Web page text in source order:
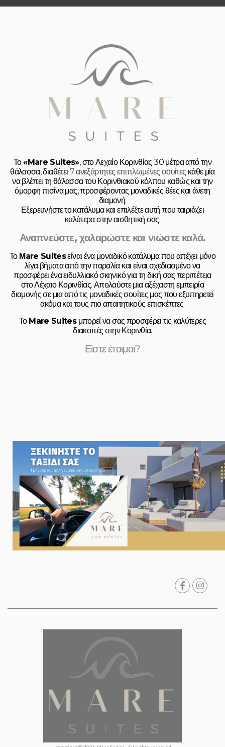
Το«Mare Suites», στο Λεχαίο Κορινθίας30 μέτρα από την
θάλασσα, διαθέτει 7 ανεξάρτητες επιπλωμένες σουίτες κάθε μία
να βλέπει τη θάλασσα του Κορινθιακού κόλπου καθώς και την
όμορφη πισίνα μας, προσφέροντας μοναδικές θέες και άνετη
διαμονή.
Εξερευνήστε το κατάλυμα και επιλέξτε αυτή που ταιριάζει
καλύτερα στην αισθητική σας.
Αναπνεύστε, χαλαρώστε και νιώστε καλά.
Το Μare Suitesείναι ένα μοναδικό κατάλυμα που απέχει μόνο
λίγα βήματα από την παραλία και είναι σχεδιασμένο να
προσφέρει ένα ειδυλλιακό σκηνικό για τη δική σας περιπέτεια
στο Λέχαιο Κορινθίας. Απολαύστε μια αξέχαστη εμπειρία
διαμονής σε μια από τις μοναδικές σουίτες μας που εξυπηρετεί
ακόμα και τους πιο απαιτητικούς επισκέπτες.
Το Mare Suitesμπορεί να σας προσφέρει τις καλύτερες
διακοπές στην Κορινθία.
Είστε έτοιμοι?